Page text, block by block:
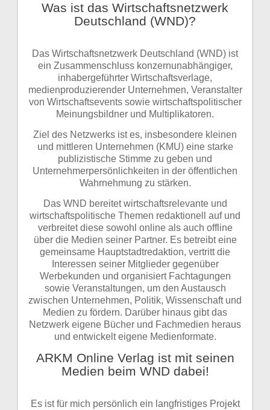
Was ist das Wirtschaftsnetzwerk
Deutschland (WND)?
Das Wirtschaftsnetzwerk Deutschland (WND) ist
ein Zusammenschluss konzernunabhängiger,
inhabergeführter Wirtschaftsverlage,
medienproduzierender Unternehmen, Veranstalter
von Wirtschaftsevents sowie wirtschaftspolitischer
Meinungsbildner und Multiplikatoren.
Ziel des Netzwerks ist es, insbesondere kleinen
und mittleren Unternehmen (KMU) eine starke
publizistische Stimme zu geben und
Unternehmerpersönlichkeiten in der öffentlichen
Wahrnehmung zu stärken.
Das WND bereitet wirtschaftsrelevante und
wirtschaftspolitische Themen redaktionell auf und
verbreitet diese sowohl online als auch offline
über die Medien seiner Partner. Es betreibt eine
gemeinsame Hauptstadtredaktion, vertritt die
Interessen seiner Mitglieder gegenüber
Werbekunden und organisiert Fachtagungen
sowie Veranstaltungen, um den Austausch
zwischen Unternehmen, Politik, Wissenschaft und
Medien zu fördern. Darüber hinaus gibt das
Netzwerk eigene Bücher und Fachmedien heraus
und entwickelt eigene Medienformate.
ARKM Online Verlag ist mit seinen
Medien beim WND dabei!
Es ist für mich persönlich ein langfristiges Projekt